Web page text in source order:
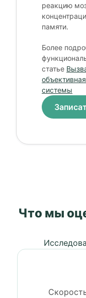
реакцию
памяти.
Более
статье
системы
Что мы